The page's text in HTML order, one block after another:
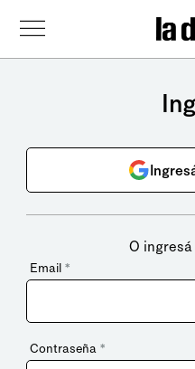
O
Email *
Contraseña *